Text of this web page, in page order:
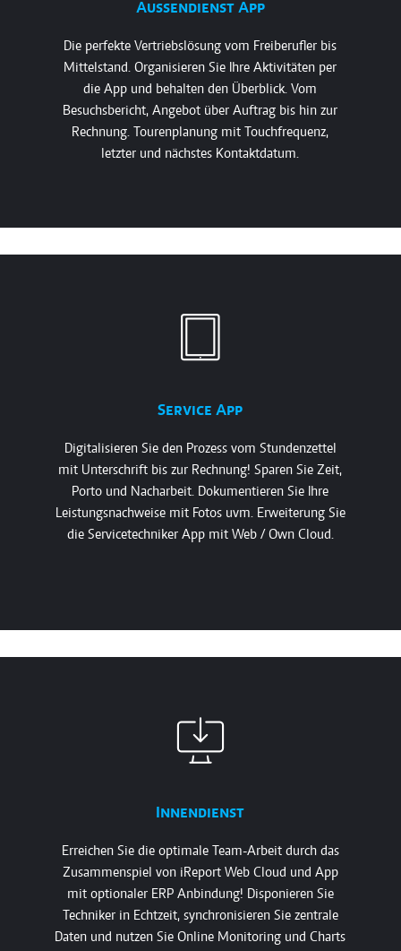
Aussendienst App
Die perfekte Vertriebslösung vom Freiberufler bis
Mittelstand. Organisieren Sie Ihre Aktivitäten per
die App und behalten den Überblick. Vom
Besuchsbericht, Angebot über Auftrag bis hin zur
Rechnung. Tourenplanung mit Touchfrequenz,
letzter und nächstes Kontaktdatum.
Service App
Digitalisieren Sie den Prozess vom Stundenzettel
mit Unterschrift bis zur Rechnung! Sparen Sie Zeit,
Porto und Nacharbeit. Dokumentieren Sie Ihre
Leistungsnachweise mit Fotos uvm. Erweiterung Sie
die Servicetechniker App mit Web / Own Cloud.
Innendienst
Erreichen Sie die optimale Team-Arbeit durch das
Zusammenspiel von iReport Web Cloud und App
mit optionaler ERP Anbindung! Disponieren Sie
Techniker in Echtzeit, synchronisieren Sie zentrale
Daten und nutzen Sie Online Monitoring und Charts